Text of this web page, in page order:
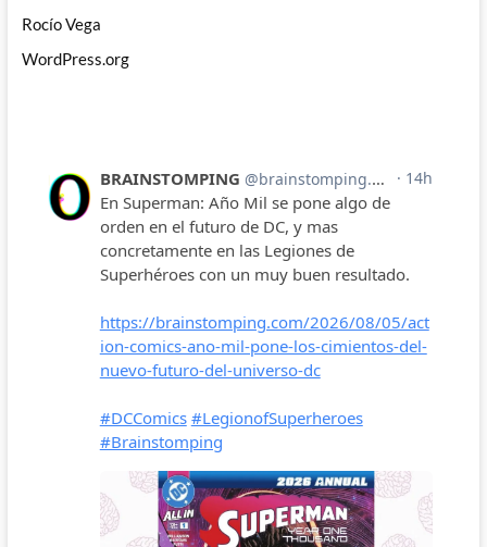
Rocío Vega
WordPress.org